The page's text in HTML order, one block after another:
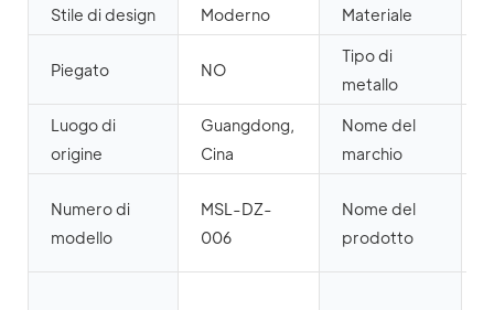
Stile di design Moderno Materiale
Piegato NO
Tipo di
metallo
Luogo di
origine
Guangdong,
Cina
Nome del
marchio
Numero di
modello
MSL-DZ-
006
Nome del
prodotto